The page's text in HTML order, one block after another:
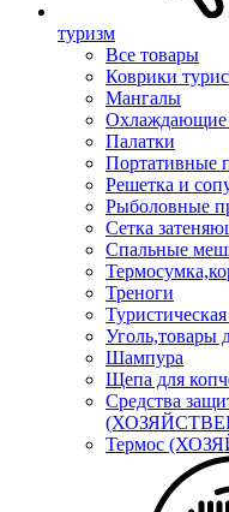
туризм
Все товары
Коврики
Мангалы
Охлаждающие
Палатки
Портативные
Решетка и
Рыболовные
Сетка
Спальные
Треноги
Уголь,товары
Шампура
Щепа для
Средства
Термос